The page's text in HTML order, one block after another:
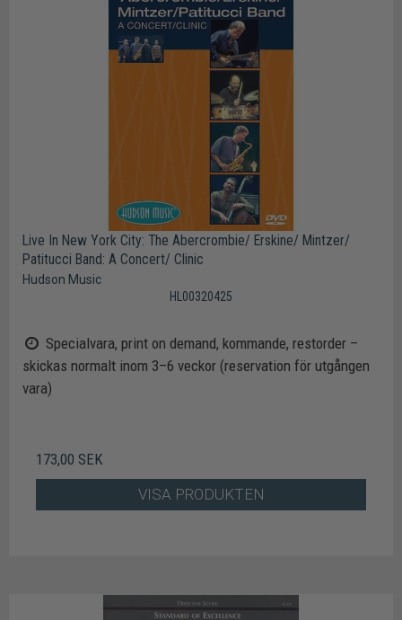
Live In New York City: The Abercrombie/ Erskine/ Mintzer/
Patitucci Band: A Concert/ Clinic
Hudson Music
HL00320425
Specialvara, print on demand, kommande, restorder –
skickas normalt inom 3–6 veckor (reservation för utgången
vara)
173,00 SEK
VISA PRODUKTEN